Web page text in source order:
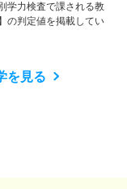
学力検査で課される教
の判定値を掲載してい
を見る